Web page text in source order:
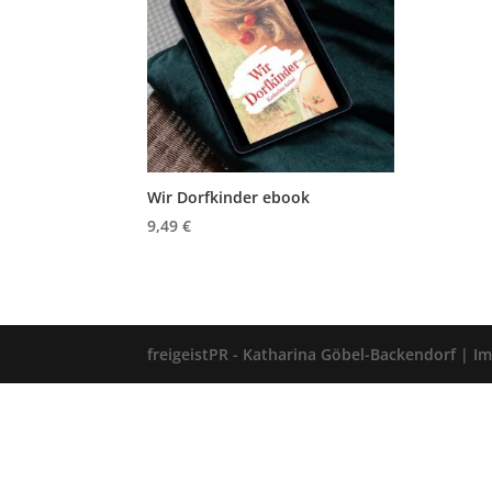
Wir Dorfkinder ebook
9,49€
freigeistPR - Katharina Göbel-Backendorf |